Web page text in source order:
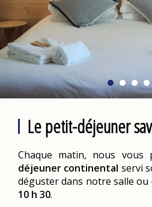
Le petit-déjeuner
Chaque matin, nous vous
déjeuner continental servi
déguster dans notre salle ou
10 h 30.